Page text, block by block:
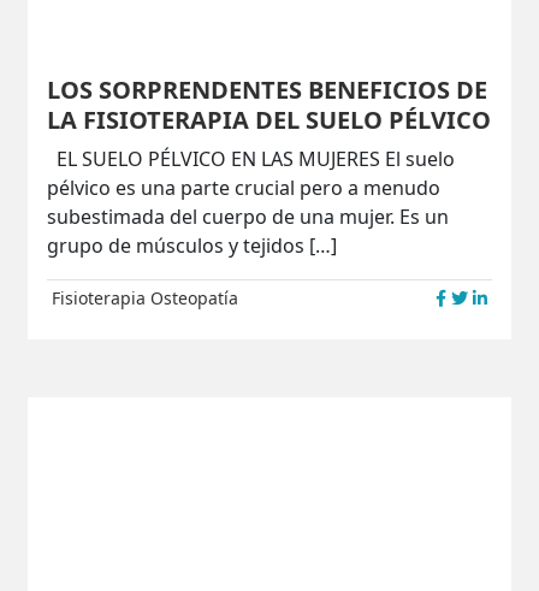
LOS SORPRENDENTES BENEFICIOS DE
LA FISIOTERAPIA DEL SUELO PÉLVICO
EL SUELO PÉLVICO EN LAS MUJERES El suelo
pélvico es una parte crucial pero a menudo
subestimada del cuerpo de una mujer. Es un
grupo de músculos y tejidos […]
Fisioterapia Osteopatía